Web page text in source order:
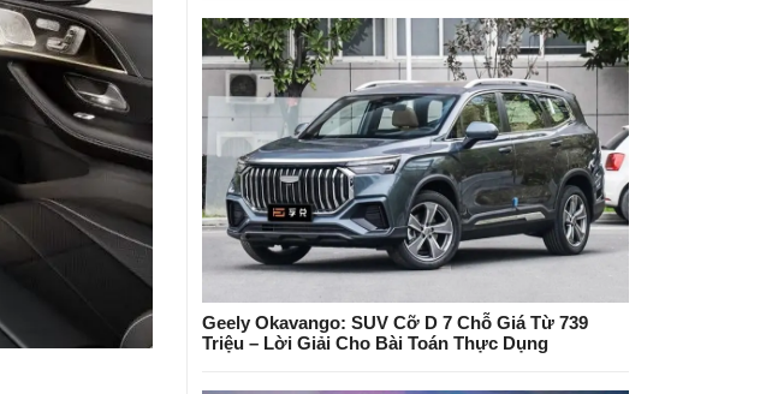
Geely Okavango: SUV Cỡ D 7 Chỗ Giá Từ 739
Triệu – Lời Giải Cho Bài Toán Thực Dụng